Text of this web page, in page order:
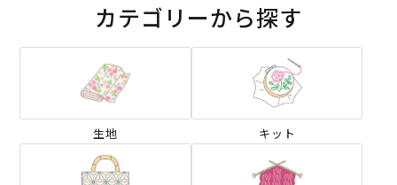
カテゴリーから探す
生地 キット